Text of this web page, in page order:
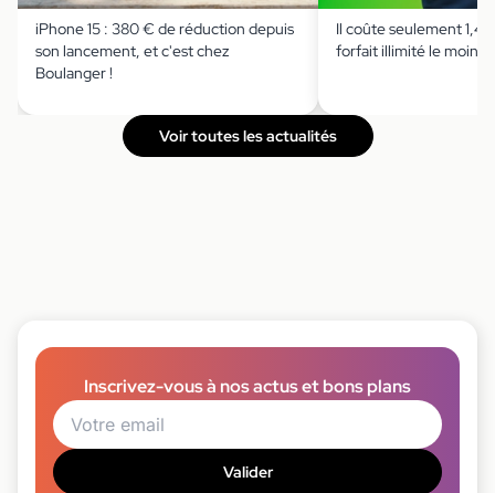
iPhone 15 : 380 € de réduction depuis
son lancement, et c'est chez
Boulanger !
Il coûte seulement
forfait illimité le moins
Voir toutes les actualités
Inscrivez-vous à nos actus et bons plans
Valider